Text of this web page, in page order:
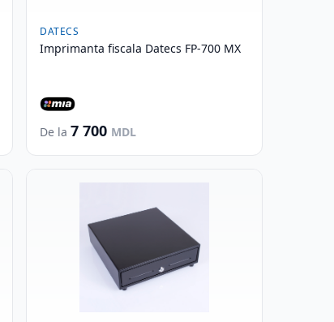
DATECS
Imprimanta fiscala Datecs FP-700 MX
De la 7 700 MDL